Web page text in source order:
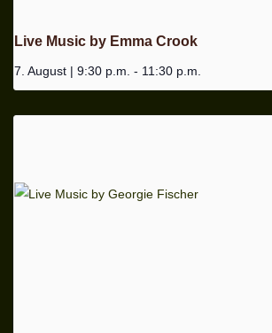
Live Music by Emma Crook
7. August | 9:30 p.m. - 11:30 p.m.